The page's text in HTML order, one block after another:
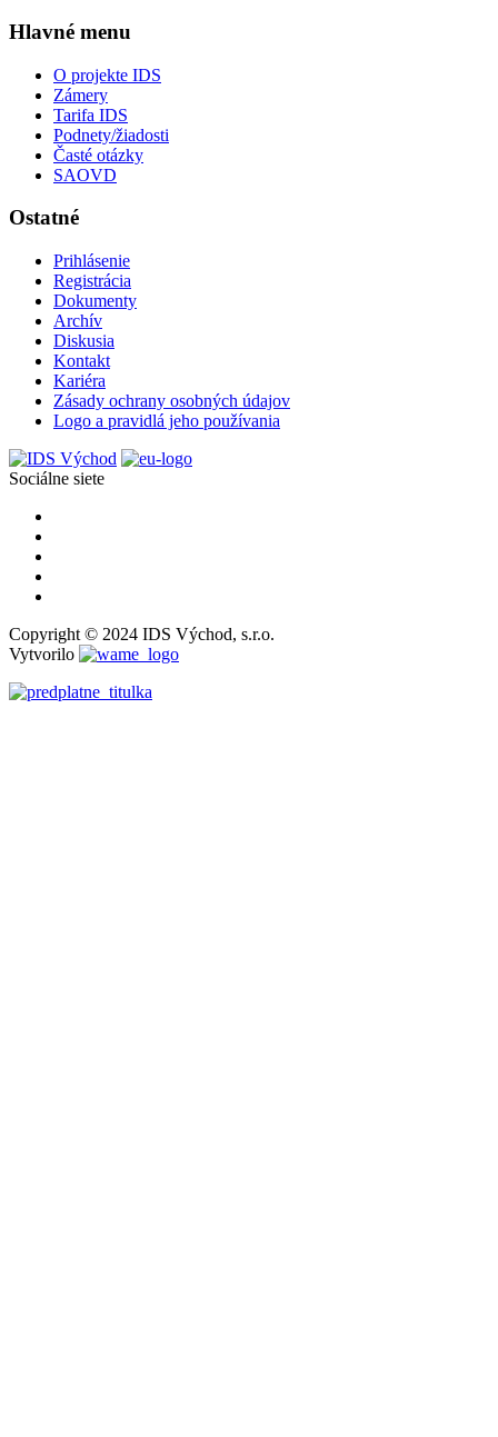
Hlavné menu
O projekte IDS
Zámery
Tarifa IDS
Podnety/žiadosti
Časté otázky
SAOVD
Ostatné
Prihlásenie
Registrácia
Dokumenty
Archív
Diskusia
Kontakt
Kariéra
Zásady ochrany osobných údajov
Logo a pravidlá jeho používania
Sociálne siete
Copyright © 2024 IDS Východ, s.r.o.
Vytvorilo